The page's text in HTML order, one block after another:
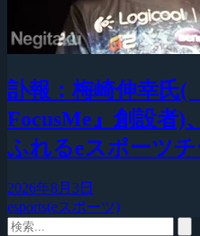
訃報：梅崎伸幸氏(
FocusMe』創設者)
ふれるeスポーツ
2026年8月3日
esports(eスポーツ)